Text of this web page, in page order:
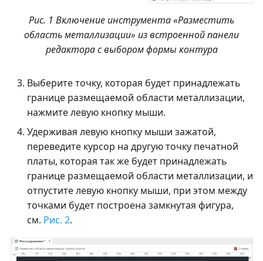
Рис. 1 Включение инструмента «Разместить
область металлизации» из встроенной панели
редактора с выбором формы контура
Выберите точку, которая будет принадлежать
границе размещаемой области металлизации,
нажмите левую кнопку мыши.
Удерживая левую кнопку мыши зажатой,
переведите курсор на другую точку печатной
платы, которая так же будет принадлежать
границе размещаемой области металлизации, и
отпустите левую кнопку мыши, при этом между
точками будет построена замкнутая фигура,
см. Рис. 2.